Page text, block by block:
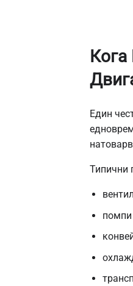
Един
Типични